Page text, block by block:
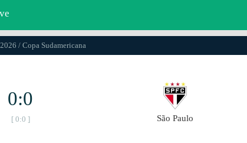
/ Copa Sudamericana
0:0
[ 0:0 ] São Paulo